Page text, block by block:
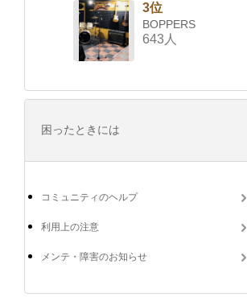
3位
BOPPERS
643人
困ったときには
コミュニティのヘルプ
利用上の注意
メンテ・障害のお知らせ